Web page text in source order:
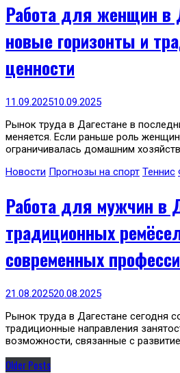
Работа для женщин в
новые горизонты и
ценности
11.09.202510.09.2025
Рынок труда в Дагестане в
меняется. Если раньше роль
ограничивалась домашним
Новости Прогнозы на спорт Теннис
Работа для мужчин в
традиционных
современных
21.08.202520.08.2025
Рынок труда в Дагестане сегодня
традиционные направления
возможности, связанные с
Older Posts